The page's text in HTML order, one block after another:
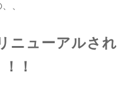
、
ニューアルされ
！